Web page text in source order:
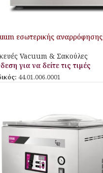
εσωτερικής αναρρόφησης
Vacuum & Σακούλες
για να δείτε τις τιμές
44.01.006.0001